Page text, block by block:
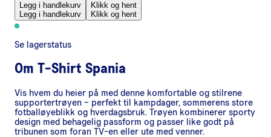
Legg i handlekurv
Legg i handlekurv
Klikk og hent
Klikk og hent
Se lagerstatus
Om T-Shirt Spania
Vis hvem du heier på med denne komfortable og stilrene
supportertrøyen – perfekt til kampdager, sommerens store
fotballøyeblikk og hverdagsbruk. Trøyen kombinerer sporty
design med behagelig passform og passer like godt på
tribunen som foran TV-en eller ute med venner.